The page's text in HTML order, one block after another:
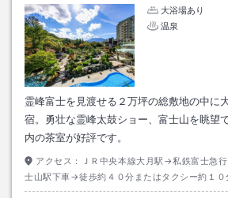
大浴場あり
温泉
霊峰富士を見渡せる２万坪の総敷地の中に
宿。勇壮な霊峰太鼓ショー、富士山を眺望
内の茶室が好評です。
アクセス：
ＪＲ中央本線大月駅→私鉄富士急
士山駅下車→徒歩約４０分またはタクシー約１０